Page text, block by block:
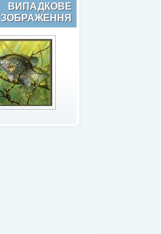
ВИПАДКОВЕ
ЗОБРАЖЕННЯ